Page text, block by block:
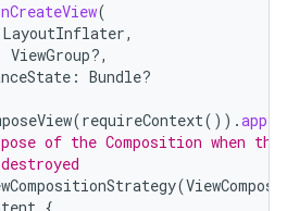
(
LayoutInflater,
ViewGroup?,
: Bundle?
(requireContext()).apply
of the Composition when
(